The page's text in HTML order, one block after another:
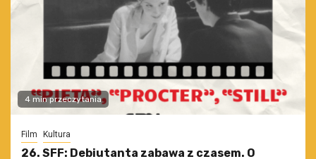
4 min przeczytania
Film Kultura
26. SFF: Debiutanta zabawa z czasem. O